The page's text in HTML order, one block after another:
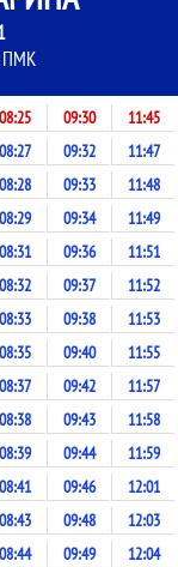
ПМК
08:25 09:30 11:45
08:27 09:32 11:47
08:28 09:33 11:48
08:29 09:34 11:49
08:31 09:36 11:51
08:32 09:37 11:52
08:33 09:38 11:53
08:35 09:40 11:55
08:37 09:42 11:57
08:38 09:43 11:58
08:39 09:44 11:59
08:41 09:46 12:01
08:43 09:48 12:03
08:44 09:49 12:04